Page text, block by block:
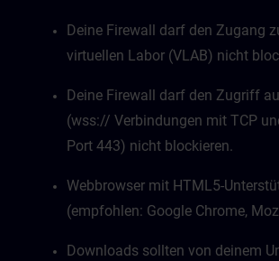
Deine Firewall darf den Zugang
virtuellen Labor (VLAB) nicht
Deine Firewall darf den Zugriff
(wss:// Verbindungen mit TCP
Port 443) nicht blockieren.
Webbrowser mit HTML5-
(empfohlen: Google Chrome,
Downloads sollten von deinem